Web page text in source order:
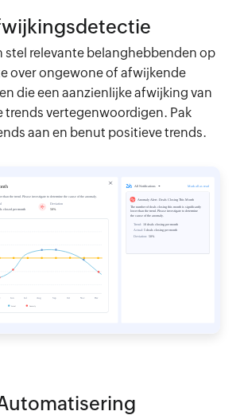
stel relevante belanghebbenden op
over ongewone of afwijkende
die een aanzienlijke afwijking van
trends vertegenwoordigen. Pak
aan en benut positieve trends.